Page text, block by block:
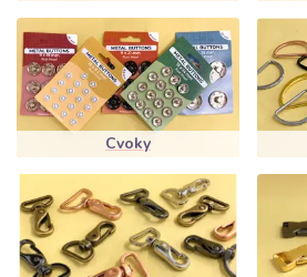
Cvoky